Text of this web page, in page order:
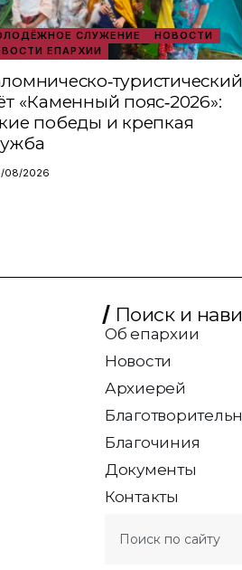
СЛУЖЕНИЕ
НОВОСТИ
ЕПАРХИИ
«Каменный пояс‑2026»:
победы и крепкая
08/2026
Поиск и
Об епархии
Новости
Архиерей
Благочиния
Документы
Контакты